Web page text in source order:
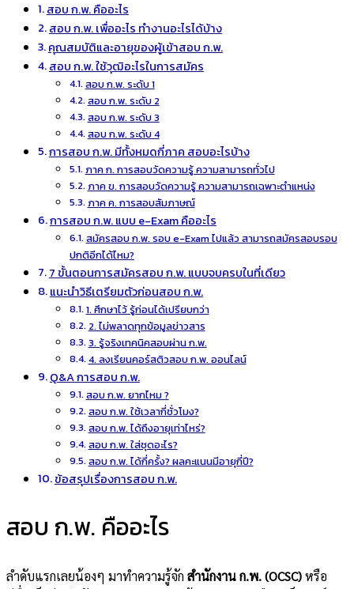
สอบ ก.พ. คืออะไร
สอบ ก.พ. เพื่ออะไร ทํางานอะไรได้บ้าง
คุณสมบัติและอายุของผู้เข้าสอบ ก.พ.
สอบ ก.พ. ใช้วุฒิอะไรในการสมัคร
สอบ ก.พ. ระดับ 1
สอบ ก.พ. ระดับ 2
สอบ ก.พ. ระดับ 3
สอบ ก.พ. ระดับ 4
การสอบ ก.พ. มีทั้งหมดกี่ภาค สอบอะไรบ้าง
ภาค ก. การสอบวัดความรู้ ความสามารถทั่วไป
ภาค ข. การสอบวัดความรู้ ความสามารถเฉพาะตำแหน่ง
ภาค ค. การสอบสัมภาษณ์
การสอบ ก.พ. แบบ e-Exam คืออะไร
สมัครสอบ ก.พ. รอบ e-Exam ไปแล้ว สามารถสมัครสอบรอบ
ปกติอีกได้ไหม?
7 ขั้นตอนการสมัครสอบ ก.พ. แบบจบครบในที่เดียว
แนะนำวิธีเตรียมตัวก่อนสอบ ก.พ.
1. ศึกษาไว้ รู้ก่อนได้เปรียบกว่า
2. ไม่พลาดทุกข้อมูลข่าวสาร
3. รู้จริงเทคนิคสอบผ่าน ก.พ.
4. ลงเรียนคอร์สติวสอบ ก.พ. ออนไลน์
Q&A การสอบ ก.พ.
สอบ ก.พ. ยากไหม ?
สอบ ก.พ. ใช้เวลากี่ชั่วโมง?
สอบ ก.พ. ได้ถึงอายุเท่าไหร่?
สอบ ก.พ. ใส่ชุดอะไร?
สอบ ก.พ. ได้กี่ครั้ง? ผลคะแนนมีอายุกี่ปี?
ข้อสรุปเรื่องการสอบ ก.พ.
สอบ ก.พ. คืออะไร
ลำดับแรกเลยน้องๆ มาทำความรู้จัก สำนักงาน ก.พ. (OCSC)หรือ